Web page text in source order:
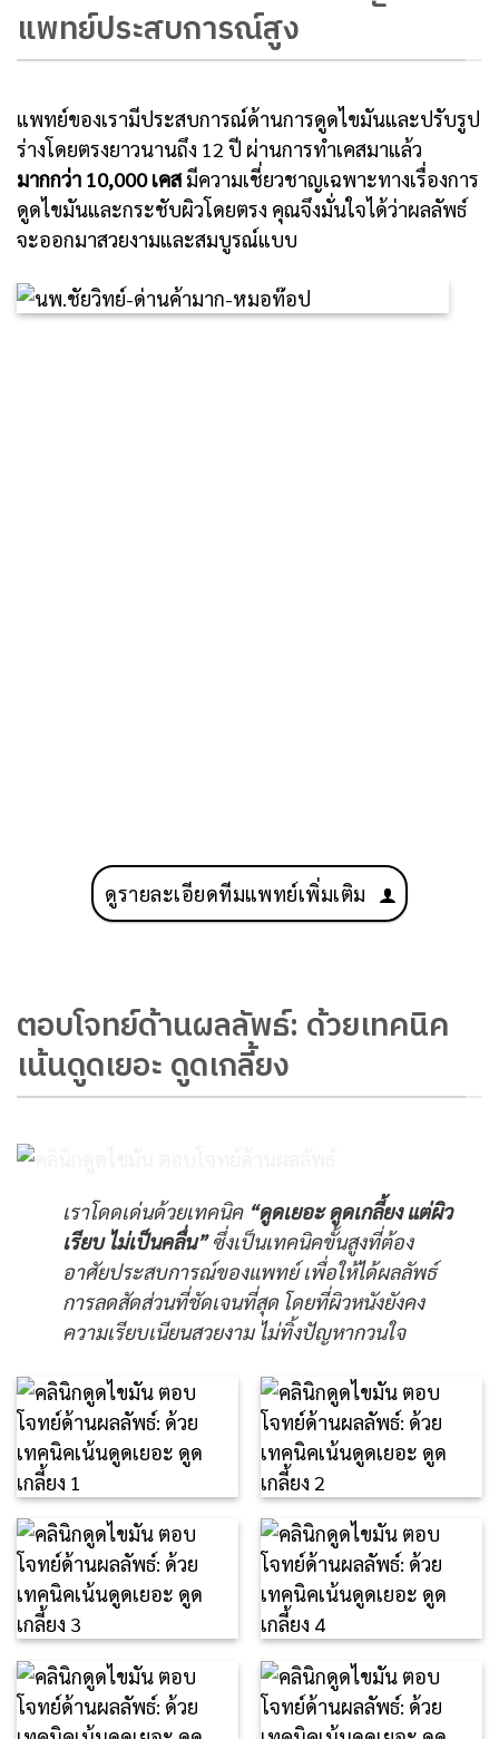
แพทย์ประสบการณ์สูง
แพทย์ของเรามีประสบการณ์ด้านการดูดไขมันและปรับรูป
ร่างโดยตรงยาวนานถึง 12 ปี ผ่านการทำเคสมาแล้ว
มากกว่า 10,000 เคสมีความเชี่ยวชาญเฉพาะทางเรื่องการ
ดูดไขมันและกระชับผิวโดยตรง คุณจึงมั่นใจได้ว่าผลลัพธ์
จะออกมาสวยงามและสมบูรณ์แบบ
ดูรายละเอียดทีมแพทย์เพิ่มเติม
ตอบโจทย์ด้านผลลัพธ์: ด้วยเทคนิค
เน้นดูดเยอะ ดูดเกลี้ยง
เราโดดเด่นด้วยเทคนิค “ดูดเยอะ ดูดเกลี้ยง แต่ผิว
เรียบ ไม่เป็นคลื่น”ซึ่งเป็นเทคนิคขั้นสูงที่ต้อง
อาศัยประสบการณ์ของแพทย์ เพื่อให้ได้ผลลัพธ์
การลดสัดส่วนที่ชัดเจนที่สุด โดยที่ผิวหนังยังคง
ความเรียบเนียนสวยงาม ไม่ทิ้งปัญหากวนใจ